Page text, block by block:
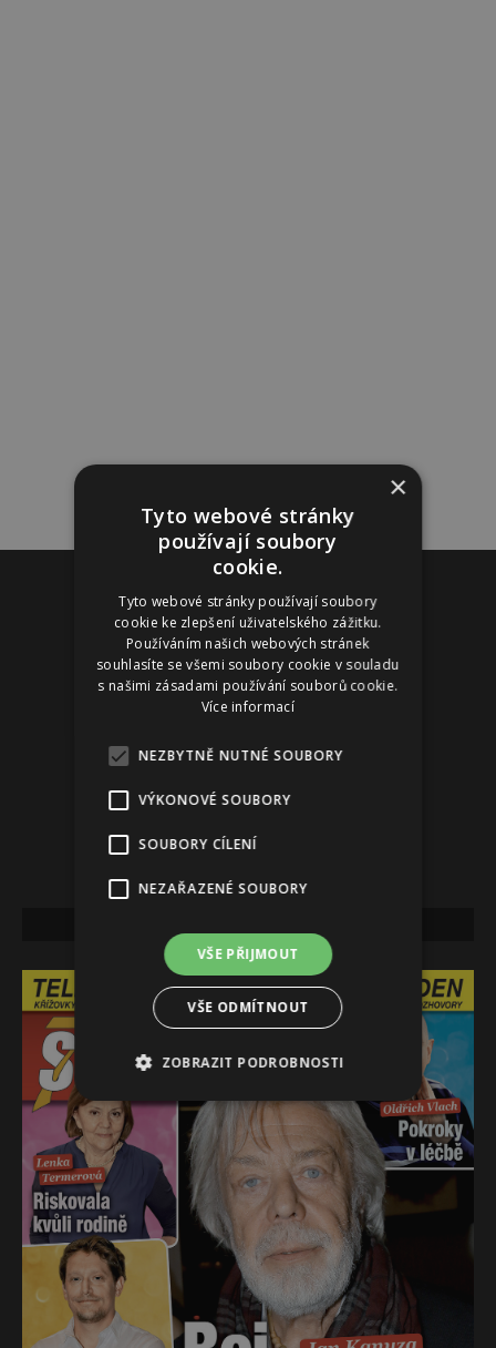
Reklama
×
Tyto webové stránky
používají soubory
cookie.
Tyto webové stránky používají soubory
cookie ke zlepšení uživatelského zážitku.
Používáním našich webových stránek
souhlasíte se všemi soubory cookie v souladu
s našimi zásadami používání souborů cookie.
Více informací
NEZBYTNĚ NUTNÉ SOUBORY
VÝKONOVÉ SOUBORY
SOUBORY CÍLENÍ
NEZAŘAZENÉ SOUBORY
VŠE PŘIJMOUT
VŠE ODMÍTNOUT
ZOBRAZIT PODROBNOSTI